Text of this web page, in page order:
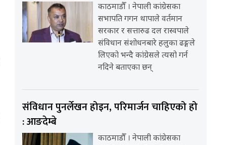
काठमाडौँ । नेपाली कांग्रेसका
सभापति गगन थापाले वर्तमान
सरकार र सत्तारुढ दल रास्वपाले
संविधान संशोधनबारे हलुका ढङ्गले
लिएको भन्दै कांग्रेसले त्यसो गर्न
नदिने बताएका छन्
संविधान पुनर्लेखन होइन, परिमार्जन चाहिएको हो
: आङदेम्बे
काठमाडौँ । नेपाली कांग्रेसका